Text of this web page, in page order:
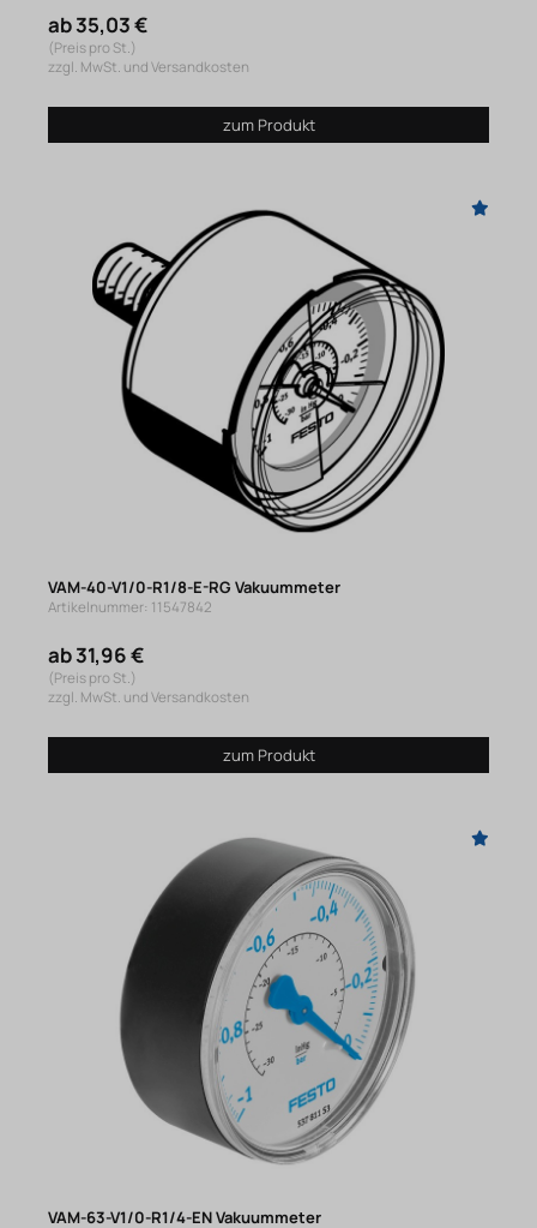
ab 35,03 €
(Preis pro St.)
zzgl. MwSt. und Versandkosten
zum Produkt
VAM-40-V1/0-R1/8-E-RG Vakuummeter
Artikelnummer: 11547842
ab 31,96 €
(Preis pro St.)
zzgl. MwSt. und Versandkosten
zum Produkt
VAM-63-V1/0-R1/4-EN Vakuummeter